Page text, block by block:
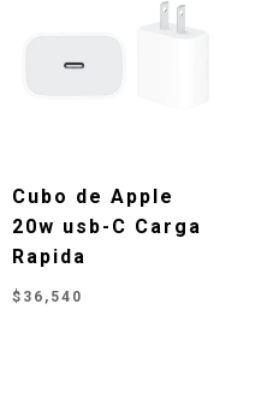
Cubo de Apple
20w usb-C Carga
Rapida
$ 36,540